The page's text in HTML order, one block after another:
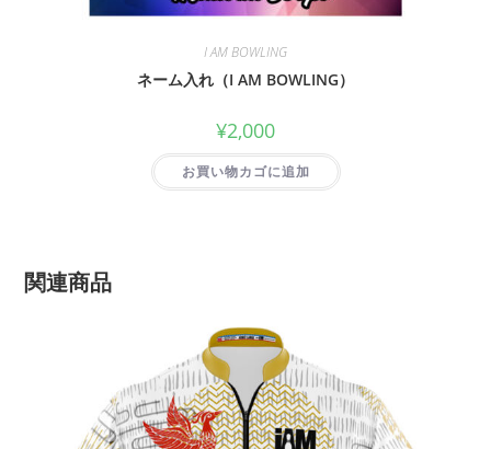
I AM BOWLING
ネーム入れ（I AM BOWLING）
¥2,000
お買い物カゴに追加
関連商品